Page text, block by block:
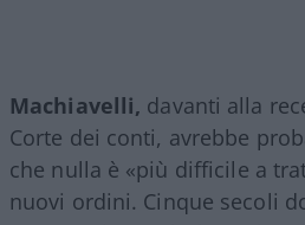
Machiavelli, davanti alla
Corte dei conti, avrebbe
che nulla è «più difficile a
nuovi ordini. Cinque secoli